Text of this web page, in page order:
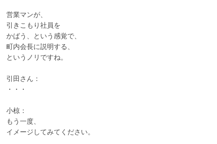
営業マンが、
引きこもり社員を
かばう、という感覚で、
町内会長に説明する、
というノリですね。
引田さん：
・・・
小椋：
もう一度、
イメージしてみてください。